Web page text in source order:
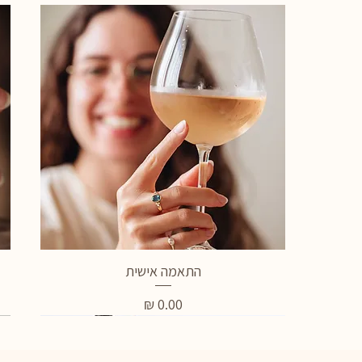
תצוגה מהירה
התאמה אישית
מחיר